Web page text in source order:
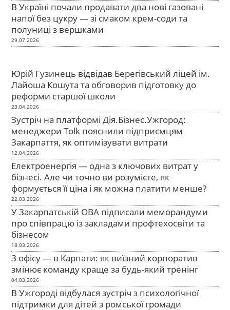
В Україні почали продавати два нові газовані
напої без цукру — зі смаком крем-соди та
полуниці з вершками
29.07.2026
Юрій Гузинець відвідав Берегівський ліцей ім.
Лайоша Кошута та обговорив підготовку до
реформи старшої школи
23.04.2026
Зустріч на платформі Дія.Бізнес.Ужгород:
менеджери Tolk пояснили підприємцям
Закарпаття, як оптимізувати витрати
12.04.2026
Електроенергія — одна з ключових витрат у
бізнесі. Але чи точно ви розумієте, як
формується її ціна і як можна платити менше?
22.03.2026
У Закарпатській ОВА підписали меморандуми
про співпрацю із закладами профтехосвіти та
бізнесом
18.03.2026
З офісу — в Карпати: як виїзний корпоратив
змінює команду краще за будь-який тренінг
04.03.2026
В Ужгороді відбулася зустріч з психологічної
підтримки для дітей з ромської громади